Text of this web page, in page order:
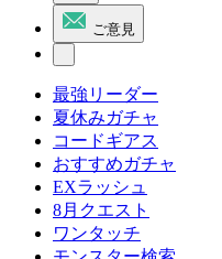
ご意見
最強リーダー
夏休みガチャ
コードギアス
おすすめガチャ
EXラッシュ
8月クエスト
ワンタッチ